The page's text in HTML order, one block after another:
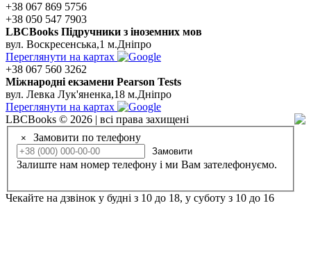
+38 067 869 5756
+38 050 547 7903
LBCBooks Підручники з іноземних мов
вул. Воскресенська,1 м.Дніпро
Переглянути на картах
+38 067 560 3262
Мiжнароднi екзамени Pearson Tests
вул. Левка Лук'яненка,18 м.Дніпро
Переглянути на картах
LBCBooks © 2026 | всі права захищені
× Замовити по телефону
Замовити
Залиште нам номер телефону і ми Вам зателефонуємо.
Чекайте на дзвінок у будні з 10 до 18, у суботу з 10 до 16